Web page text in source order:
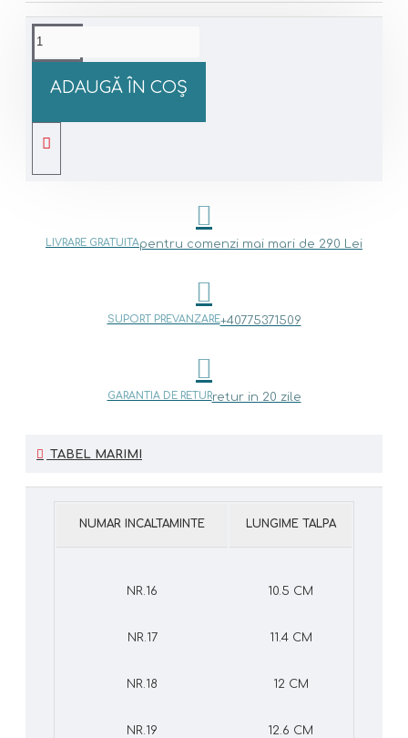
ADAUGĂ ÎN COŞ
LIVRARE GRATUITApentru comenzi mai mari de 290 Lei
SUPORT PREVANZARE+40775371509
GARANTIA DE RETURretur in 20 zile
TABEL MARIMI
NUMAR INCALTAMINTE LUNGIME TALPA
NR.16 10.5 CM
NR.17 11.4 CM
NR.18 12 CM
NR.19 12.6 CM